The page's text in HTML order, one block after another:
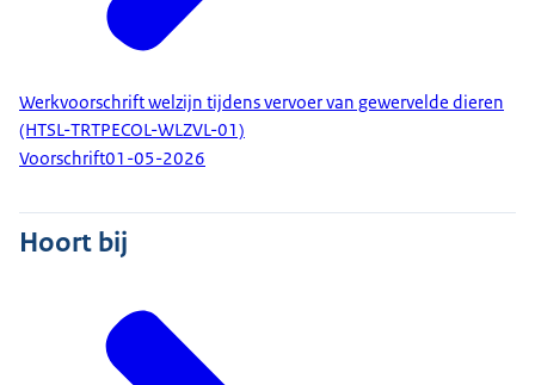
Werkvoorschrift welzijn tijdens vervoer van gewervelde dieren
(HTSL-TRTPECOL-WLZVL-01)
Voorschrift01-05-2026
Hoort bij